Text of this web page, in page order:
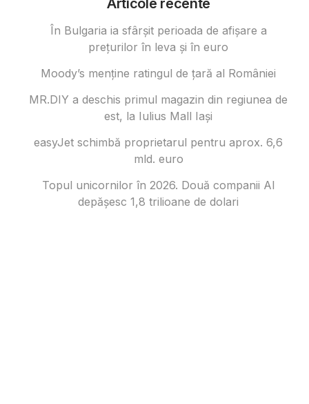
Articole recente
În Bulgaria ia sfârşit perioada de afișare a
prețurilor în ​​leva și în euro
Moody’s menține ratingul de țară al României
MR.DIY a deschis primul magazin din regiunea de
est, la Iulius Mall Iași
easyJet schimbă proprietarul pentru aprox. 6,6
mld. euro
Topul unicornilor în 2026. Două companii AI
depășesc 1,8 trilioane de dolari